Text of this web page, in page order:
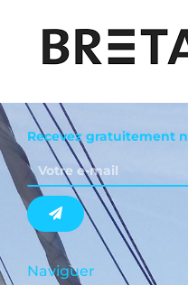
Recevez gratuitement
Naviguer